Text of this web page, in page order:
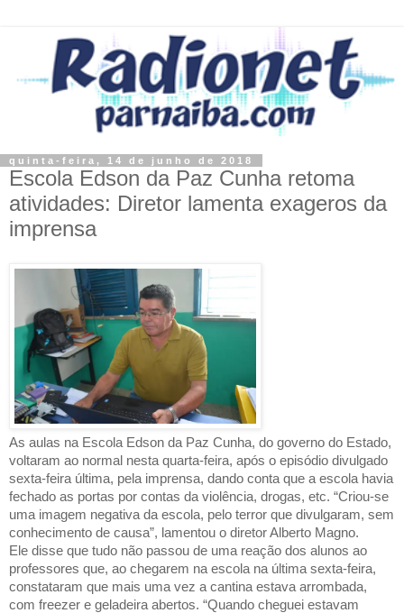
quinta-feira, 14 de junho de 2018
Escola Edson da Paz Cunha retoma
atividades: Diretor lamenta exageros da
imprensa
As aulas na Escola Edson da Paz Cunha, do governo do Estado,
voltaram ao normal nesta quarta-feira, após o episódio divulgado
sexta-feira última, pela imprensa, dando conta que a escola havia
fechado as portas por contas da violência, drogas, etc. “Criou-se
uma imagem negativa da escola, pelo terror que divulgaram, sem
conhecimento de causa”, lamentou o diretor Alberto Magno.
Ele disse que tudo não passou de uma reação dos alunos ao
professores que, ao chegarem na escola na última sexta-feira,
constataram que mais uma vez a cantina estava arrombada,
com freezer e geladeira abertos. “Quando cheguei estavam